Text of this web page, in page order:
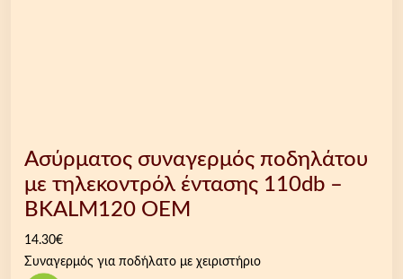
Ασύρματος συναγερμός ποδηλάτου
με τηλεκοντρόλ έντασης 110db –
BKALM120 OEM
14.30€
Συναγερμός για ποδήλατο με χειριστήριο